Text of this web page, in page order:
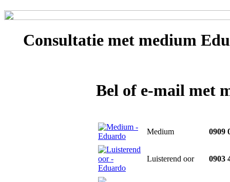
Consultatie met medium
Bel of e-mail met
Medium 0909
Luisterend oor 0903